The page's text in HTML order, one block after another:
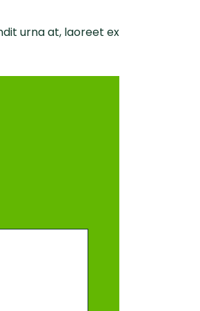
urna at, laoreet ex